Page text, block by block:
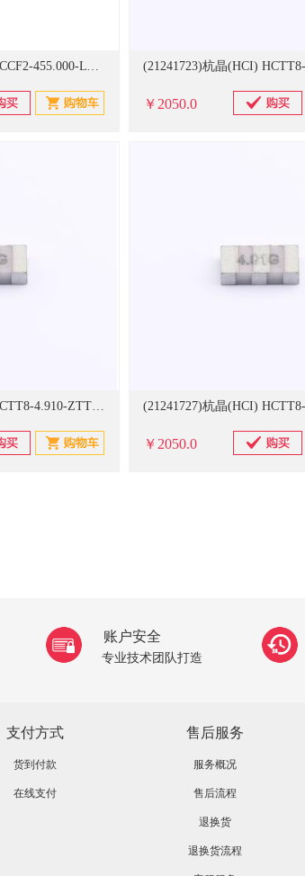
(21241148)杭晶(HCI) HCCF2-455.000-LTWCHX Ceramic Filter 11.9x6.5x3.0,455kHz,BW ≥±3kHz,IL5.0dB,-20-80℃ 1000个/卷 陶瓷滤波器(单位：卷)
￥2050.0
(21241726)杭晶(HCI) HCTT8-4.910-ZTTCPX Ceramic Resonator,ZTTCP,6.0x3.0x1.5,4.91MHz,±0.5％,-40＋85℃,±0.3％,R0< 30ohms 1000个/卷 陶瓷滤波器(单位：卷)
￥2050.0
账户安全
专业技术团队打造
支付方式
货到付款
在线支付
售后服务
服务概况
售后流程
退换货
退换货流程